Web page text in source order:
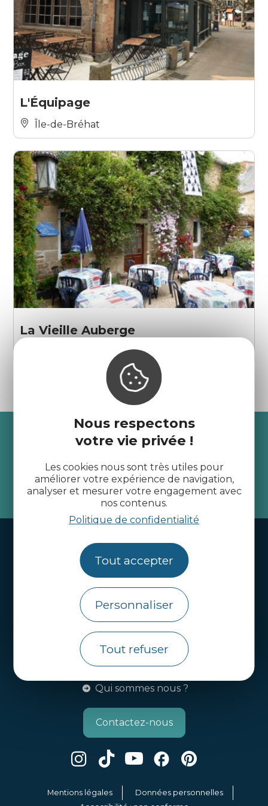
Nous respectons
votre vie privée !
Les cookies nous sont très utiles pour
améliorer votre expérience de navigation,
analyser et mesurer votre engagement avec
nos contenus.
Politique de confidentialité
Tout accepter
Personnaliser
Tout refuser
L'Équipage
Île-de-Bréhat
La Vieille Auberge
Recevez l’actualité des
Côtes d’Armor
je m'abonne
Webcams
Brochures
Infos pratiques
Côtes d’Armor Destination
Agence de Développement Touristique et
d’Attractivité des Côtes d’Armor.
Qui sommes nous ?
Contactez-nous
Mentions légales
Données personnelles